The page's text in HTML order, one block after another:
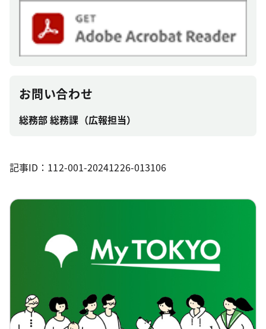
お問い合わせ
総務部 総務課（広報担当）
記事ID：112-001-20241226-013106